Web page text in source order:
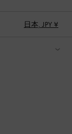
日本, JPY ¥